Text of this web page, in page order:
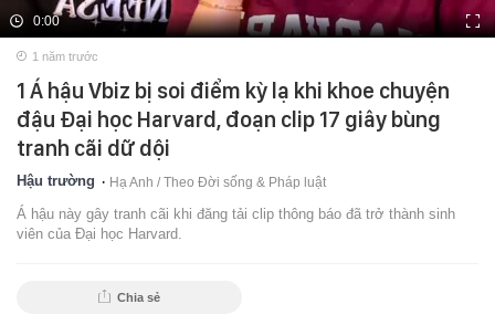
0:00
1 năm trước
1 Á hậu Vbiz bị soi điểm kỳ lạ khi khoe chuyện
đậu Đại học Harvard, đoạn clip 17 giây bùng
tranh cãi dữ dội
Hậu trường Hạ Anh / Theo Đời sống & Pháp luật
Á hậu này gây tranh cãi khi đăng tải clip thông báo đã trở thành sinh
viên của Đại học Harvard.
Chia sẻ